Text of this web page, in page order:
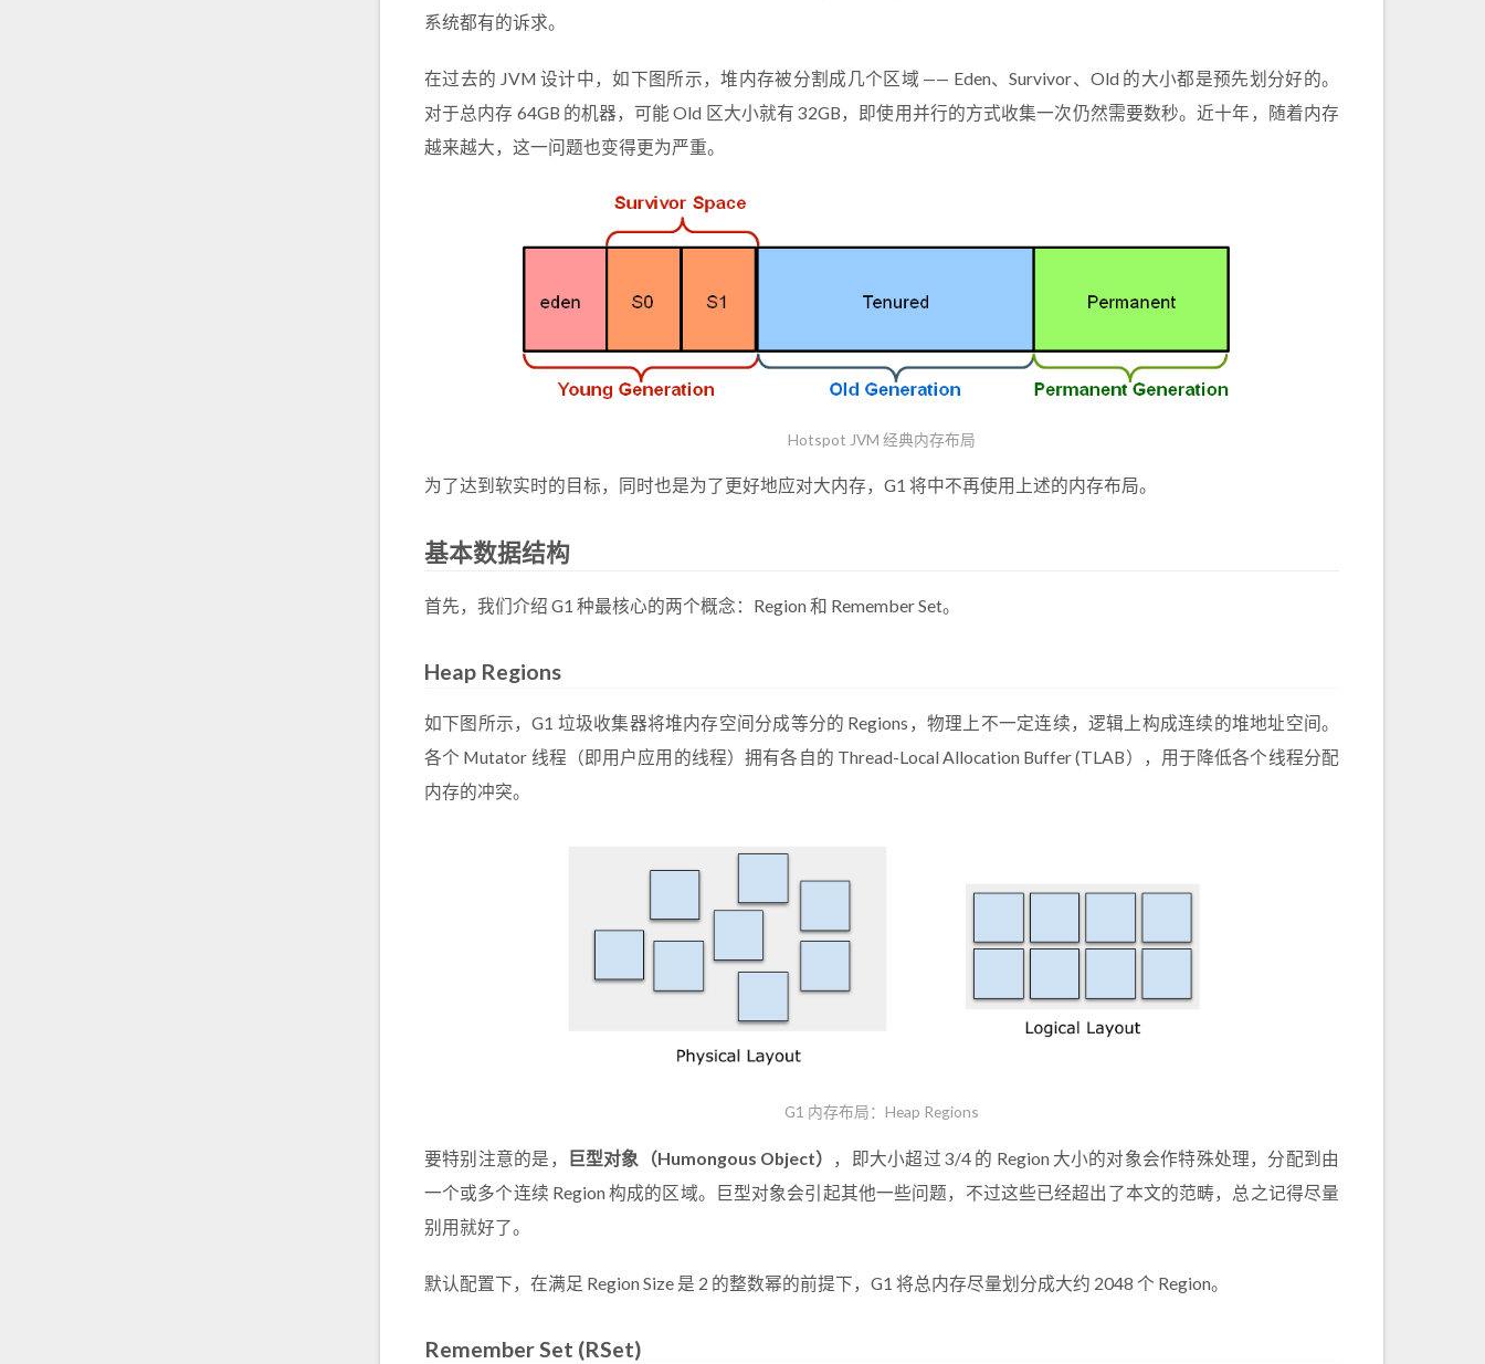
系统都有的诉求。
在过去的 JVM 设计中，如下图所示，堆内存被分割成几个区域 —— Eden、Survivor、Old 的大小都是预先划分好的。
对于总内存 64GB 的机器，可能 Old 区大小就有 32GB，即使用并行的方式收集一次仍然需要数秒。近十年，随着内存
越来越大，这一问题也变得更为严重。
Hotspot JVM 经典内存布局
为了达到软实时的目标，同时也是为了更好地应对大内存，G1 将中不再使用上述的内存布局。
基本数据结构
首先，我们介绍 G1 种最核心的两个概念：Region 和 Remember Set。
Heap Regions
如下图所示，G1 垃圾收集器将堆内存空间分成等分的 Regions，物理上不一定连续，逻辑上构成连续的堆地址空间。
各个 Mutator 线程（即用户应用的线程）拥有各自的 Thread-Local Allocation Buffer (TLAB），用于降低各个线程分配
内存的冲突。
G1 内存布局：Heap Regions
要特别注意的是， 巨型对象（Humongous Object） ，即大小超过 3/4 的 Region 大小的对象会作特殊处理，分配到由
一个或多个连续 Region 构成的区域。巨型对象会引起其他一些问题，不过这些已经超出了本文的范畴，总之记得尽量
别用就好了。
默认配置下，在满足 Region Size 是 2 的整数幂的前提下，G1 将总内存尽量划分成大约 2048 个 Region。
Remember Set (RSet)